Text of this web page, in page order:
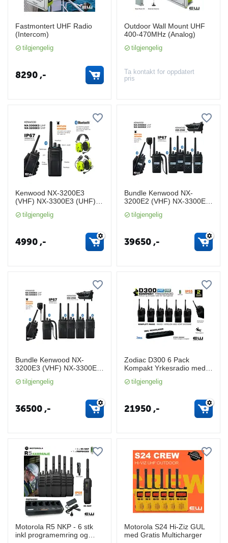
Fastmontert UHF Radio
(Intercom)
tilgjengelig
8290,-
Outdoor Wall Mount UHF
400-470MHz (Analog)
tilgjengelig
Ta kontakt for oppdatert
pris
Kenwood NX-3200E3
(VHF) NX-3300E3 (UHF)
tilgjengelig
4990,-
Bundle Kenwood NX-
3200E2 (VHF) NX-3300E2
tilgjengelig
39650,-
Bundle Kenwood NX-
3200E3 (VHF) NX-3300E3
(Bluetooth, GPS)
tilgjengelig
36500,-
Zodiac D300 6 Pack
Kompakt Yrkesradio med
VHF, Fallsikring)
tilgjengelig
21950,-
Motorola R5 NKP - 6 stk
inkl programemring og
Motorola S24 Hi-Ziz GUL
med Gratis Multicharger